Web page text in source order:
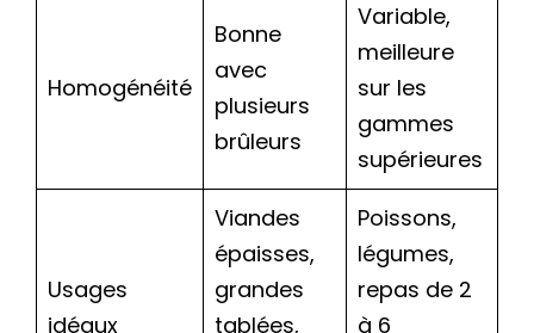
Homogénéité
Bonne
avec
plusieurs
brûleurs
Variable,
meilleure
sur les
gammes
supérieures
Usages
idéaux
Viandes
épaisses,
grandes
tablées,
Poissons,
légumes,
repas de 2
à 6